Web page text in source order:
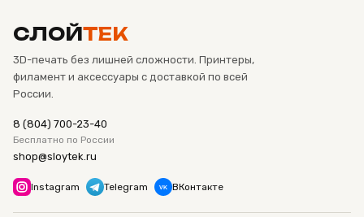
СЛОЙТЕК
3D-печать без лишней сложности. Принтеры,
филамент и аксессуары с доставкой по всей
России.
8 (804) 700-23-40
Бесплатно по России
shop@sloytek.ru
Instagram Telegram VK ВКонтакте